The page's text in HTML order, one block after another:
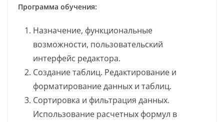
Программа обучения:
Назначение, функциональные
возможности, пользовательский
интерфейс редактора.
Создание таблиц. Редактирование и
форматирование данных и таблиц.
Сортировка и фильтрация данных.
Использование расчетных формул в